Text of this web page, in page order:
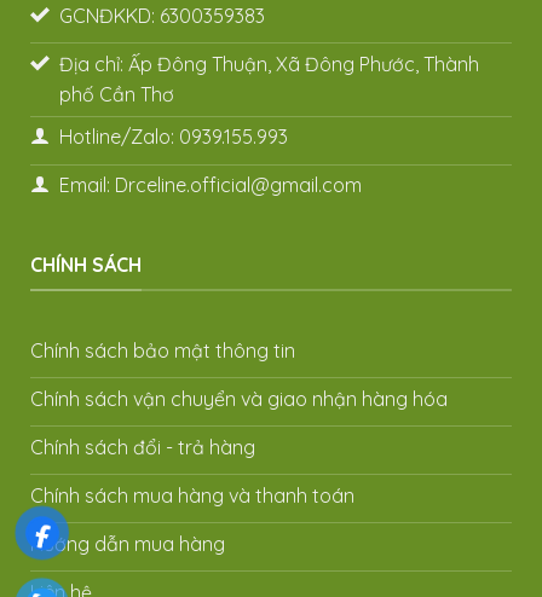
GCNĐKKD: 6300359383
Địa chỉ: Ấp Đông Thuận, Xã Đông Phước, Thành
phố Cần Thơ
Hotline/Zalo: 0939.155.993
Email: Drceline.official@gmail.com
CHÍNH SÁCH
Chính sách bảo mật thông tin
Chính sách vận chuyển và giao nhận hàng hóa
Chính sách đổi - trả hàng
Chính sách mua hàng và thanh toán
Hướng dẫn mua hàng
Liên hệ